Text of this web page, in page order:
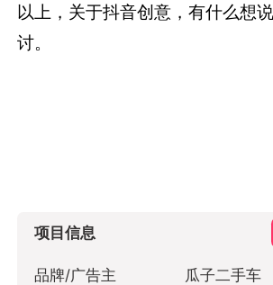
以上，关于抖音创意，有什么想
讨。
项目信息
品牌/广告主 瓜子二手车